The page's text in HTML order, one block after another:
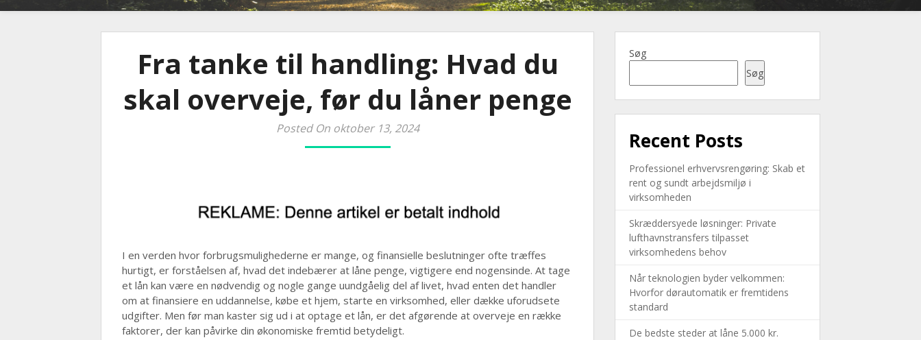
Fra tanke til handling: Hvad du
skal overveje, før du låner penge
Posted On oktober 13, 2024
I en verden hvor forbrugsmulighederne er mange, og finansielle beslutninger ofte træffes
hurtigt, er forståelsen af, hvad det indebærer at låne penge, vigtigere end nogensinde. At tage
et lån kan være en nødvendig og nogle gange uundgåelig del af livet, hvad enten det handler
om at finansiere en uddannelse, købe et hjem, starte en virksomhed, eller dække uforudsete
udgifter. Men før man kaster sig ud i at optage et lån, er det afgørende at overveje en række
faktorer, der kan påvirke din økonomiske fremtid betydeligt.
Søg
Søg
Recent Posts
Professionel erhvervsrengøring: Skab et
rent og sundt arbejdsmiljø i
virksomheden
Skræddersyede løsninger: Private
lufthavnstransfers tilpasset
virksomhedens behov
Når teknologien byder velkommen:
Hvorfor dørautomatik er fremtidens
standard
De bedste steder at låne 5.000 kr.